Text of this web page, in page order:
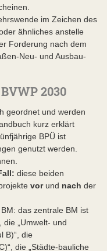
im Zeichen des
ähnliches anstelle
Forderung nach dem
Neu- und Ausbau-
2030
geordnet und werden
kurz erklärt
BPÜ ist
genutzt werden.
diese beiden
vorund nach der
das zentrale BM ist
die „Umwelt- und
B)“, die
die „Städte-bauliche